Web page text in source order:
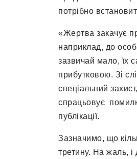
потрібно
«Жертва закачує
наприклад, до
зазвичай мало, їх
прибутковою. Зі
спеціальний
спрацьовує
публікації.
Зазначимо, що
третину. На жаль,